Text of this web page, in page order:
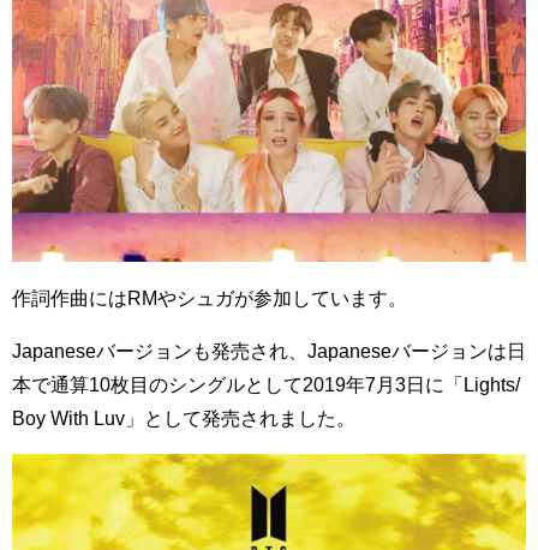
作詞作曲にはRMやシュガが参加しています。
Japaneseバージョンも発売され、Japaneseバージョンは日
本で通算10枚目のシングルとして2019年7月3日に「Lights/
Boy With Luv」として発売されました。